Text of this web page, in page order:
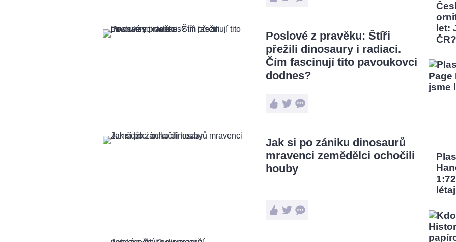
Poslové z pravěku: Štíři
přežili dinosaury i radiaci.
Čím fascinují tito pavoukovci
dodnes?
Jak si po zániku dinosaurů
mravenci zemědělci ochočili
houby
let:
ČR?